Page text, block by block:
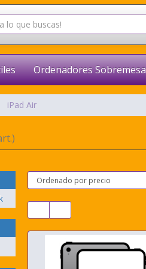
Ordenadores Sobremesa
iPad Air